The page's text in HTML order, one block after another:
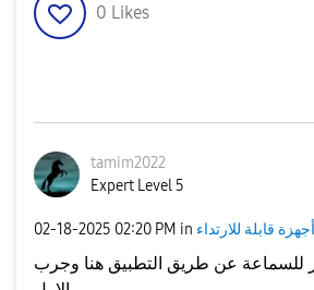
0 Likes
tamim2022
Expert Level 5
‎02-18-2025 02:20 PM in أجهزة قابلة للارتداء
للسماعة عن طريق التطبيق هنا وجرب